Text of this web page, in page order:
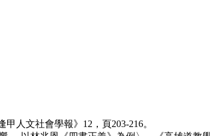
人文社會學報》12，頁203-216。